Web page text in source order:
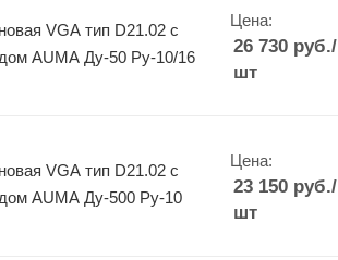
VGA тип D21.02 с
AUMA Ду-50 Ру-10/16
Цена:
26 730руб./
шт
VGA тип D21.02 с
AUMA Ду-500 Ру-10
Цена:
23 150руб./
шт